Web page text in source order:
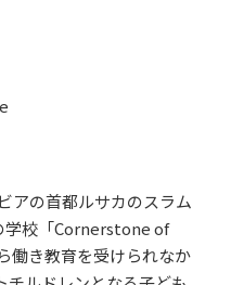
アの首都ルサカのスラム
学校「Cornerstone of
働き教育を受けられなか